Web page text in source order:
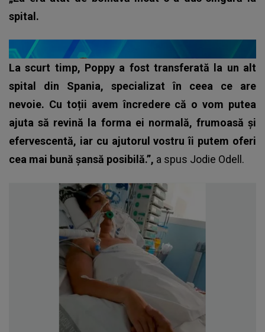
spital.
La scurt timp, Poppy a fost transferată la un alt
spital din Spania, specializat în ceea ce are
nevoie. Cu toții avem încredere că o vom putea
ajuta să revină la forma ei normală, frumoasă și
efervescentă, iar cu ajutorul vostru îi putem oferi
cea mai bună șansă posibilă.”, a spus Jodie Odell.